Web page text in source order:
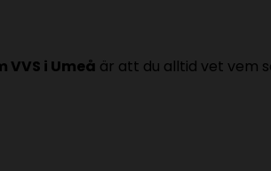
i Umeå är att du alltid vet vem